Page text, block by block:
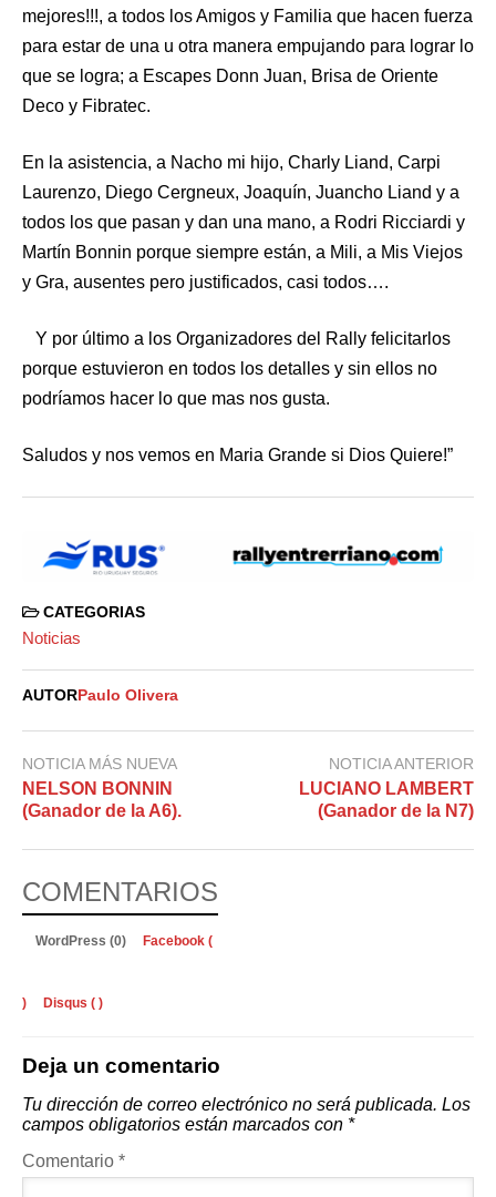
mejores!!!, a todos los Amigos y Familia que hacen fuerza
para estar de una u otra manera empujando para lograr lo
que se logra; a Escapes Donn Juan, Brisa de Oriente
Deco y Fibratec.
En la asistencia, a Nacho mi hijo, Charly Liand, Carpi
Laurenzo, Diego Cergneux, Joaquín, Juancho Liand y a
todos los que pasan y dan una mano, a Rodri Ricciardi y
Martín Bonnin porque siempre están, a Mili, a Mis Viejos
y Gra, ausentes pero justificados, casi todos….
Y por último a los Organizadores del Rally felicitarlos
porque estuvieron en todos los detalles y sin ellos no
podríamos hacer lo que mas nos gusta.
Saludos y nos vemos en Maria Grande si Dios Quiere!”
CATEGORIAS
Noticias
AUTOR Paulo Olivera
NOTICIA MÁS NUEVA
NELSON BONNIN
(Ganador de la A6).
NOTICIA ANTERIOR
LUCIANO LAMBERT
(Ganador de la N7)
COMENTARIOS
WordPress (0) Facebook (
) Disqus ( )
Deja un comentario
Tu dirección de correo electrónico no será publicada. Los
campos obligatorios están marcados con *
Comentario *